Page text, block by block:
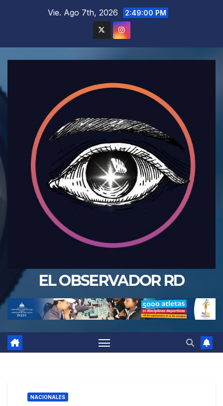
Vie. Ago 7th, 2026 2:49:02 PM
EL OBSERVADOR RD
NACIONALES